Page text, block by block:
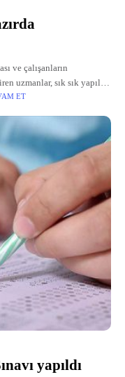
ve çalışanların
uzmanlar, sık sık yapılan
değerlendirmeler
ET
yapıldı